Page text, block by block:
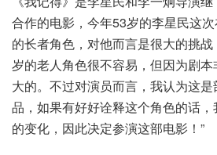
合作的电影，今年53岁的李星民这
的长者角色，对他而言是很大的挑战
岁的老人角色很不容易，但因为剧
大的。不过对演员而言，我认为这
品，如果有好好诠释这个角色的话
的变化，因此决定参演这部电影！”